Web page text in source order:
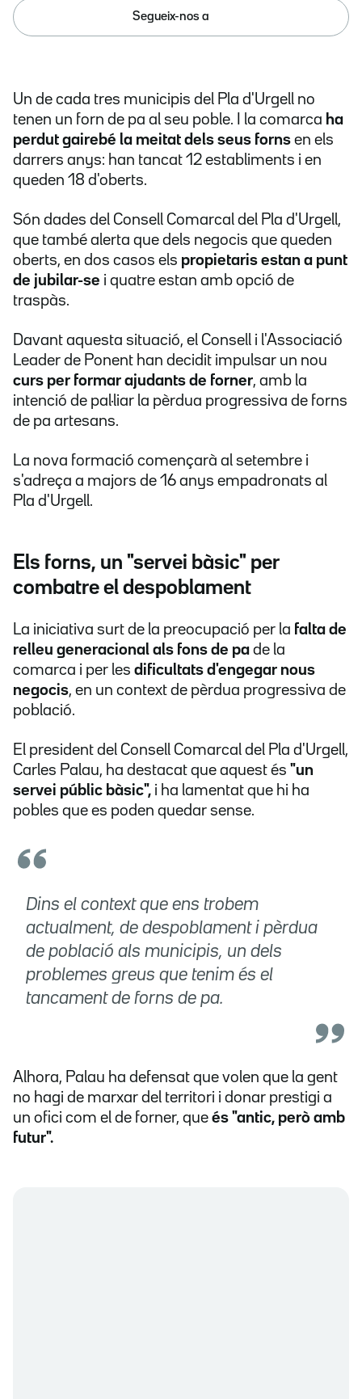
Segueix-nos a
Un de cada tres municipis del Pla d'Urgell no
tenen un forn de pa al seu poble. I la comarca ha
perdut gairebé la meitat dels seus forns en els
darrers anys: han tancat 12 establiments i en
queden 18 d'oberts.
Són dades del Consell Comarcal del Pla d'Urgell,
que també alerta que dels negocis que queden
oberts, en dos casos els propietaris estan a punt
de jubilar-se i quatre estan amb opció de
traspàs.
Davant aquesta situació, el Consell i l'Associació
Leader de Ponent han decidit impulsar un nou
curs per formar ajudants de forner, amb la
intenció de pal·liar la pèrdua progressiva de forns
de pa artesans.
La nova formació començarà al setembre i
s'adreça a majors de 16 anys empadronats al
Pla d'Urgell.
Els forns, un "servei bàsic" per
combatre el despoblament
La iniciativa surt de la preocupació per la falta de
relleu generacional als fons de pa de la
comarca i per les dificultats d'engegar nous
negocis, en un context de pèrdua progressiva de
població.
El president del Consell Comarcal del Pla d'Urgell,
Carles Palau, ha destacat que aquest és "un
servei públic bàsic", i ha lamentat que hi ha
pobles que es poden quedar sense.
Dins el context que ens trobem
actualment, de despoblament i pèrdua
de població als municipis, un dels
problemes greus que tenim és el
tancament de forns de pa.
Alhora, Palau ha defensat que volen que la gent
no hagi de marxar del territori i donar prestigi a
un ofici com el de forner, que és "antic, però amb
futur".